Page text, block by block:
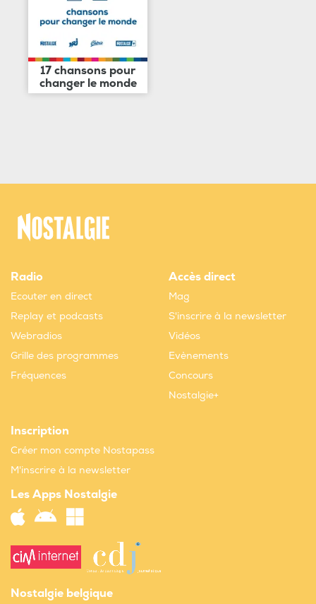
17 chansons pour
changer le monde
Radio
Ecouter en direct
Replay et podcasts
Webradios
Grille des programmes
Fréquences
Accès direct
Mag
S'inscrire à la newsletter
Vidéos
Evènements
Concours
Nostalgie+
Inscription
Créer mon compte Nostapass
M'inscrire à la newsletter
Les Apps Nostalgie
Nostalgie belgique